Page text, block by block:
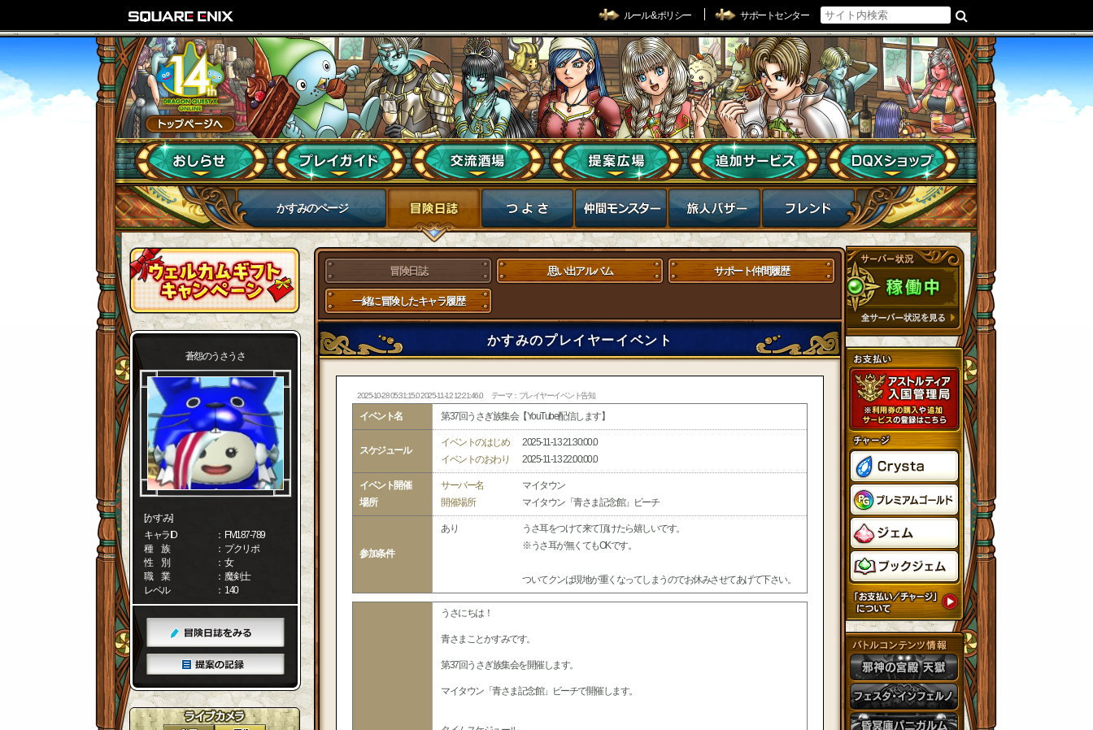
ルール & ポリシー サポートセンター
かすみのページ
蒼怨のうさうさ
[かすみ]
キャラID
： FM187-789
種 族
： プクリポ
性 別
： 女
職 業
： 魔剣士
レベル
： 140
冒険日誌 思い出アルバム サポート仲間履歴
一緒に冒険したキャラ履歴
かすみのプレイヤーイベント
2025-10-28 05:31:15.0 2025-11-12 12:21:46.0 テーマ：プレイヤーイベント告知
イベント名 第37回うさぎ族集会【YouTube配信します】
スケジュール
イベントのはじめ
2025-11-13 21:30:00.0
イベントのおわり
2025-11-13 22:00:00.0
イベント開催
場所
サーバー名
マイタウン
開催場所
マイタウン「青さま記念館」ビーチ
参加条件
あり
うさ耳をつけて来て頂けたら嬉しいです。
※うさ耳が無くてもOKです。
ついてクンは現地が重くなってしまうのでお休みさせてあげて下さい。
うさにちは！
青さまことかすみです。
第37回うさぎ族集会を開催します。
マイタウン「青さま記念館」ビーチで開催します。